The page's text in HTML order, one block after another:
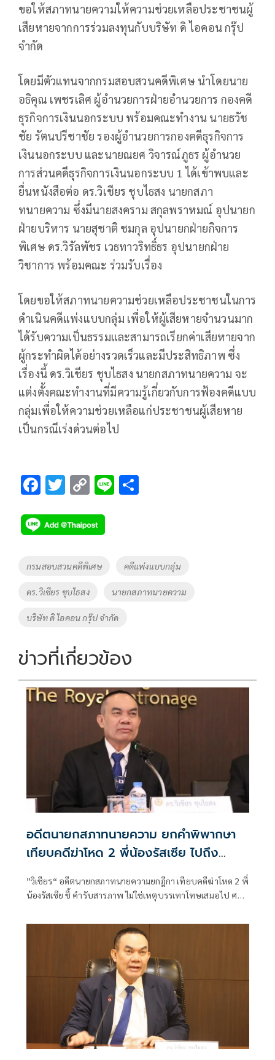
ขอให้สภาทนายความให้ความช่วยเหลือประชาชนผู้
เสียหายจากการร่วมลงทุนกับบริษัท ดิ ไอคอน กรุ๊ป
จำกัด
โดยมีตัวแทนจากกรมสอบสวนคดีพิเศษ นำโดยนาย
อธิคุณ เพชรเลิศ ผู้อำนวยการฝ่ายอำนวยการ กองคดี
ธุรกิจการเงินนอกระบบ พร้อมคณะทำงาน นายธวัช
ชัย รัตนปรีชาชัย รองผู้อำนวยการกองคดีธุรกิจการ
เงินนอกระบบ และนายณยศ วิจารณ์ภูธร ผู้อำนวย
การส่วนคดีธุรกิจการเงินนอกระบบ 1 ได้เข้าพบและ
ยื่นหนังสือต่อ ดร.วิเชียร ชุบไธสง นายกสภา
ทนายความ ซึ่งมีนายสงคราม สกุลพราหมณ์ อุปนายก
ฝ่ายบริหาร นายสุชาติ ชมกุล อุปนายกฝ่ายกิจการ
พิเศษ ดร.วิรัลพัชร เวธทาวริทธิ์ธร อุปนายกฝ่าย
วิชาการ พร้อมคณะ ร่วมรับเรื่อง
โดยขอให้สภาทนายความช่วยเหลือประชาชนในการ
ดำเนินคดีแพ่งแบบกลุ่ม เพื่อให้ผู้เสียหายจำนวนมาก
ได้รับความเป็นธรรมและสามารถเรียกค่าเสียหายจาก
ผู้กระทำผิดได้อย่างรวดเร็วและมีประสิทธิภาพ ซึ่ง
เรื่องนี้ ดร.วิเชียร ชุบไธสง นายกสภาทนายความ จะ
แต่งตั้งคณะทำงานที่มีความรู้เกี่ยวกับการฟ้องคดีแบบ
กลุ่มเพื่อให้ความช่วยเหลือแก่ประชาชนผู้เสียหาย
เป็นกรณีเร่งด่วนต่อไป
F
e
b
o
o
k
T
tt
er
C
p
y
Li
Li
Tags
กรมสอบสวนคดีพิเศษ คดีแพ่งแบบกลุ่ม
ดร.วิเชียร ชุบไธสง นายกสภาทนายความ
บริษัท ดิ ไอคอน กรุ๊ป จำกัด
ข่าวที่เกี่ยวข้อง
อดีตนายกสภาทนายความ ยกคำพิพากษา
เทียบคดีฆ่าโหด 2 พี่น้องรัสเซีย ไปถึง
”วิเชียร“ อดีตนายกสภาทนายความยกฎีกา เทียบคดีฆ่าโหด 2 พี่
น้องรัสเซีย ชี้ คำรับสารภาพ ไม่ใช่เหตุบรรเทาโทษเสมอไป ศาล